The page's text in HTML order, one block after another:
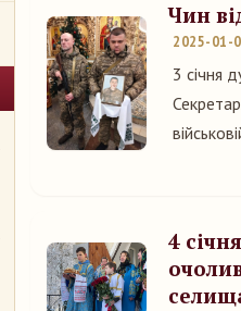
Чин
2025-01-
3 січня
4